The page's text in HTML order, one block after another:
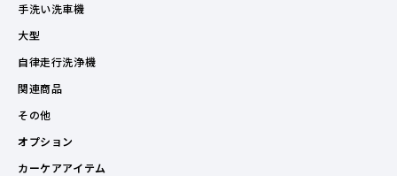
手洗い洗車機
大型
自律走行洗浄機
関連商品
その他
オプション
カーケアアイテム